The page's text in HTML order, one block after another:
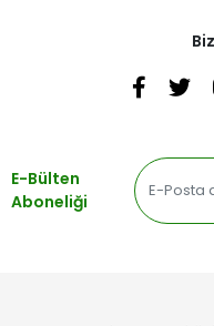
E-Bülten
Aboneliği